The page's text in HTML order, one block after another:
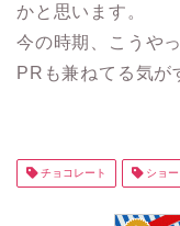
かと思います。
今の時期、こうや
PRも兼ねてる気が
チョコレート ショー